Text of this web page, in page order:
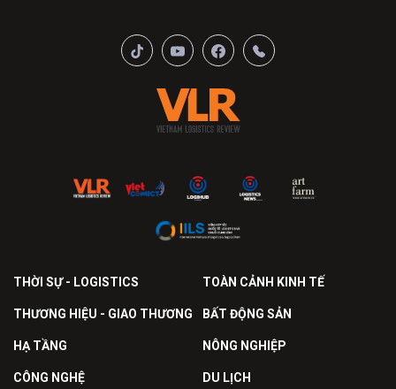
THỜI SỰ - LOGISTICS TOÀN CẢNH KINH TẾ
THƯƠNG HIỆU - GIAO THƯƠNG BẤT ĐỘNG SẢN
HẠ TẦNG NÔNG NGHIỆP
CÔNG NGHỆ DU LỊCH